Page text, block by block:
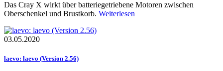
Das Cray X wirkt über batteriegetriebene Motoren zwischen
Oberschenkel und Brustkorb. Weiterlesen
03.05.2020
laevo: laevo (Version 2.56)